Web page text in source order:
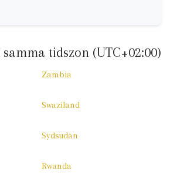
tidszon (UTC+02:00)
Zambia
Swaziland
Sydsudan
Rwanda